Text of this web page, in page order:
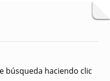
búsqueda haciendo clic